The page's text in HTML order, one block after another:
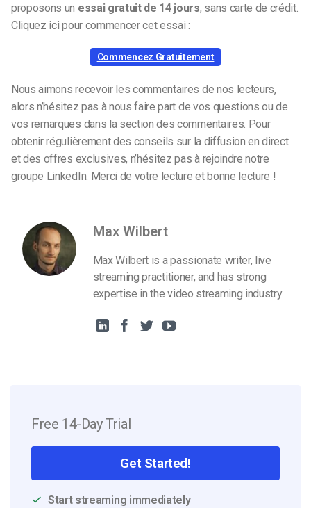
proposons un essai gratuit de 14 jours, sans carte de crédit.
Cliquez ici pour commencer cet essai :
Commencez Gratuitement
Nous aimons recevoir les commentaires de nos lecteurs,
alors n’hésitez pas à nous faire part de vos questions ou de
vos remarques dans la section des commentaires. Pour
obtenir régulièrement des conseils sur la diffusion en direct
et des offres exclusives, n’hésitez pas à rejoindre notre
groupe LinkedIn. Merci de votre lecture et bonne lecture !
Max Wilbert
Max Wilbert is a passionate writer, live
streaming practitioner, and has strong
expertise in the video streaming industry.
Free 14-Day Trial
Get Started!
Start streaming immediately